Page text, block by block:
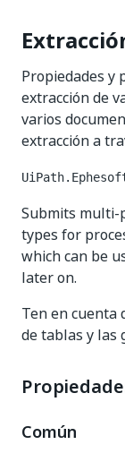
Propiedades y
extracción de
varios
extracción a
Submits multi-
types for
which can be
later on.
Ten en cuenta
de tablas y las
Común